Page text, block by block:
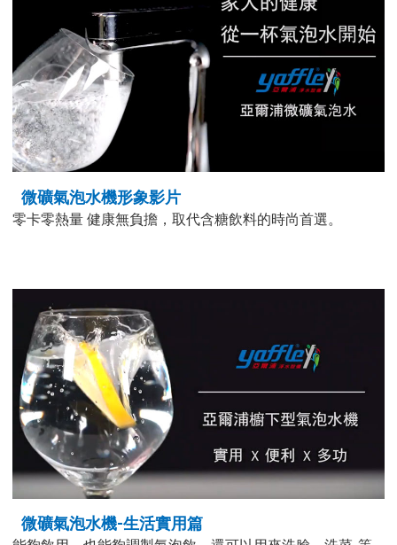
微礦氣泡水機形象影片
零卡零熱量 健康無負擔，取代含糖飲料的時尚首選。
微礦氣泡水機-生活實用篇